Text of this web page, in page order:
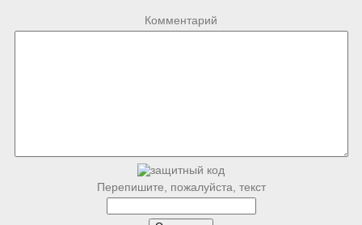
Комментарий
Перепишите, пожалуйста, текст